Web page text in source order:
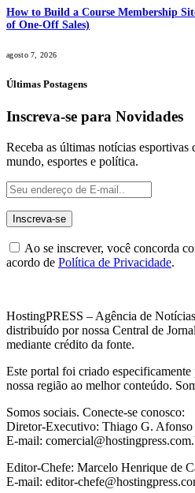
How to Build a Course Membership
of One-Off Sales)
agosto 7, 2026
Últimas Postagens
Inscreva-se para Novidades
Receba as últimas notícias
mundo, esportes e política.
Ao se inscrever, você concorda
acordo de Política de Privacidade.
HostingPRESS – Agência de
distribuído por nossa Central de
mediante crédito da fonte.
Este portal foi criado especificamente
nossa região ao melhor conteúdo.
Somos sociais. Conecte-se conosco:
Diretor-Executivo: Thiago G. Afonso
E-mail:
Editor-Chefe: Marcelo Henrique de
E-mail: editor-